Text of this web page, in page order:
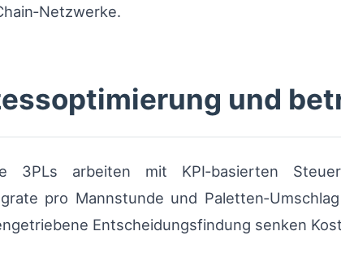
und
3PLs arbeiten mit KPI‑basierten
pro Mannstunde und
Entscheidungsfindung senken